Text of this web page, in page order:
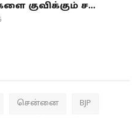
குவிக்கும் ச...
சென்னை BJP